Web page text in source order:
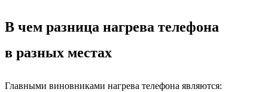
В чем разница нагрева телефона
в разных местах
Главными виновниками нагрева телефона являются: